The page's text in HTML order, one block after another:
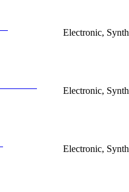
Electronic,
Electronic,
Electronic,